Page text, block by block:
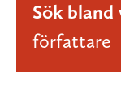
Sök bland
författare